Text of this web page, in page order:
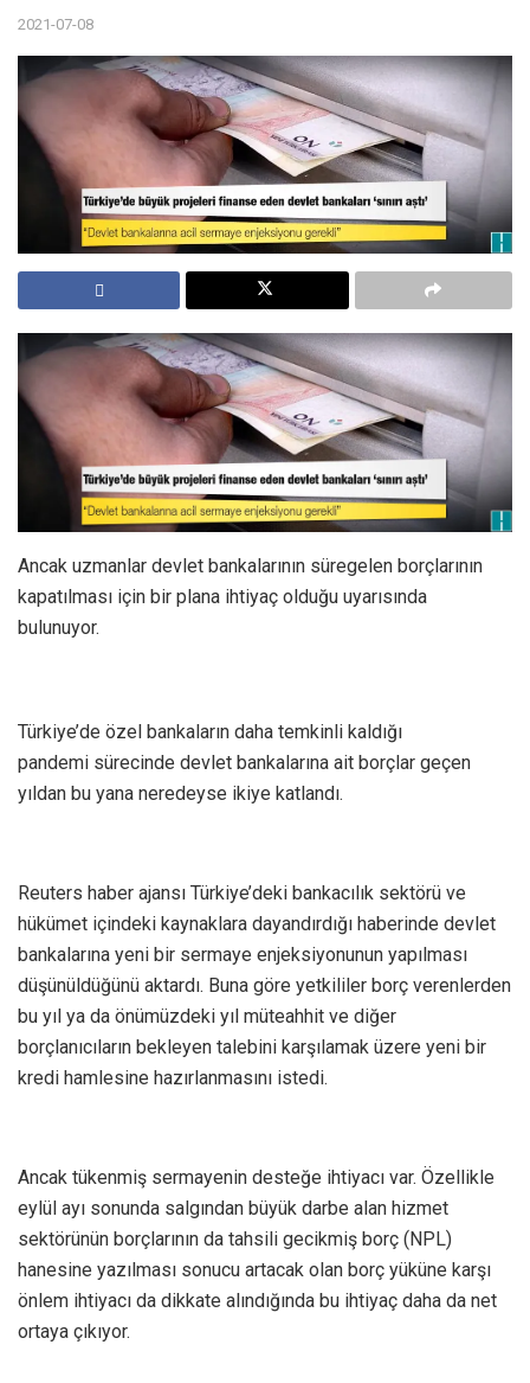
2021-07-08
Ancak uzmanlar devlet bankalarının süregelen borçlarının
kapatılması için bir plana ihtiyaç olduğu uyarısında
bulunuyor.
Türkiye’de özel bankaların daha temkinli kaldığı
pandemi sürecinde devlet bankalarına ait borçlar geçen
yıldan bu yana neredeyse ikiye katlandı.
Reuters haber ajansı Türkiye’deki bankacılık sektörü ve
hükümet içindeki kaynaklara dayandırdığı haberinde devlet
bankalarına yeni bir sermaye enjeksiyonunun yapılması
düşünüldüğünü aktardı. Buna göre yetkililer borç verenlerden
bu yıl ya da önümüzdeki yıl müteahhit ve diğer
borçlanıcıların bekleyen talebini karşılamak üzere yeni bir
kredi hamlesine hazırlanmasını istedi.
Ancak tükenmiş sermayenin desteğe ihtiyacı var. Özellikle
eylül ayı sonunda salgından büyük darbe alan hizmet
sektörünün borçlarının da tahsili gecikmiş borç (NPL)
hanesine yazılması sonucu artacak olan borç yüküne karşı
önlem ihtiyacı da dikkate alındığında bu ihtiyaç daha da net
ortaya çıkıyor.